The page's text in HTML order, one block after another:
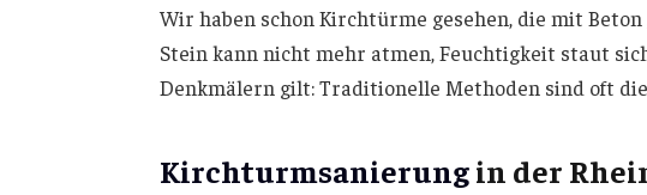
Wir haben schon Kirchtürme gesehen, die mit
Stein kann nicht mehr atmen, Feuchtigkeit staut
Denkmälern gilt: Traditionelle Methoden sind oft
Kirchturmsanierungin der